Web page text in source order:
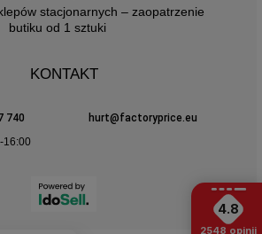
stacjonarnych – zaopatrzenie
butiku od 1 sztuki
KONTAKT
740
hurt@factoryprice.eu
16:00
4.8
2548 opinii